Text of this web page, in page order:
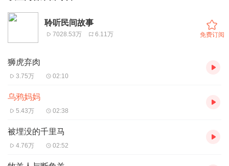
聆听民间故事
7028.53万 6.11万 免费订阅
狮虎弃肉
3.75万 02:10
乌鸦妈妈
5.43万 02:38
被埋没的千里马
4.76万 02:52